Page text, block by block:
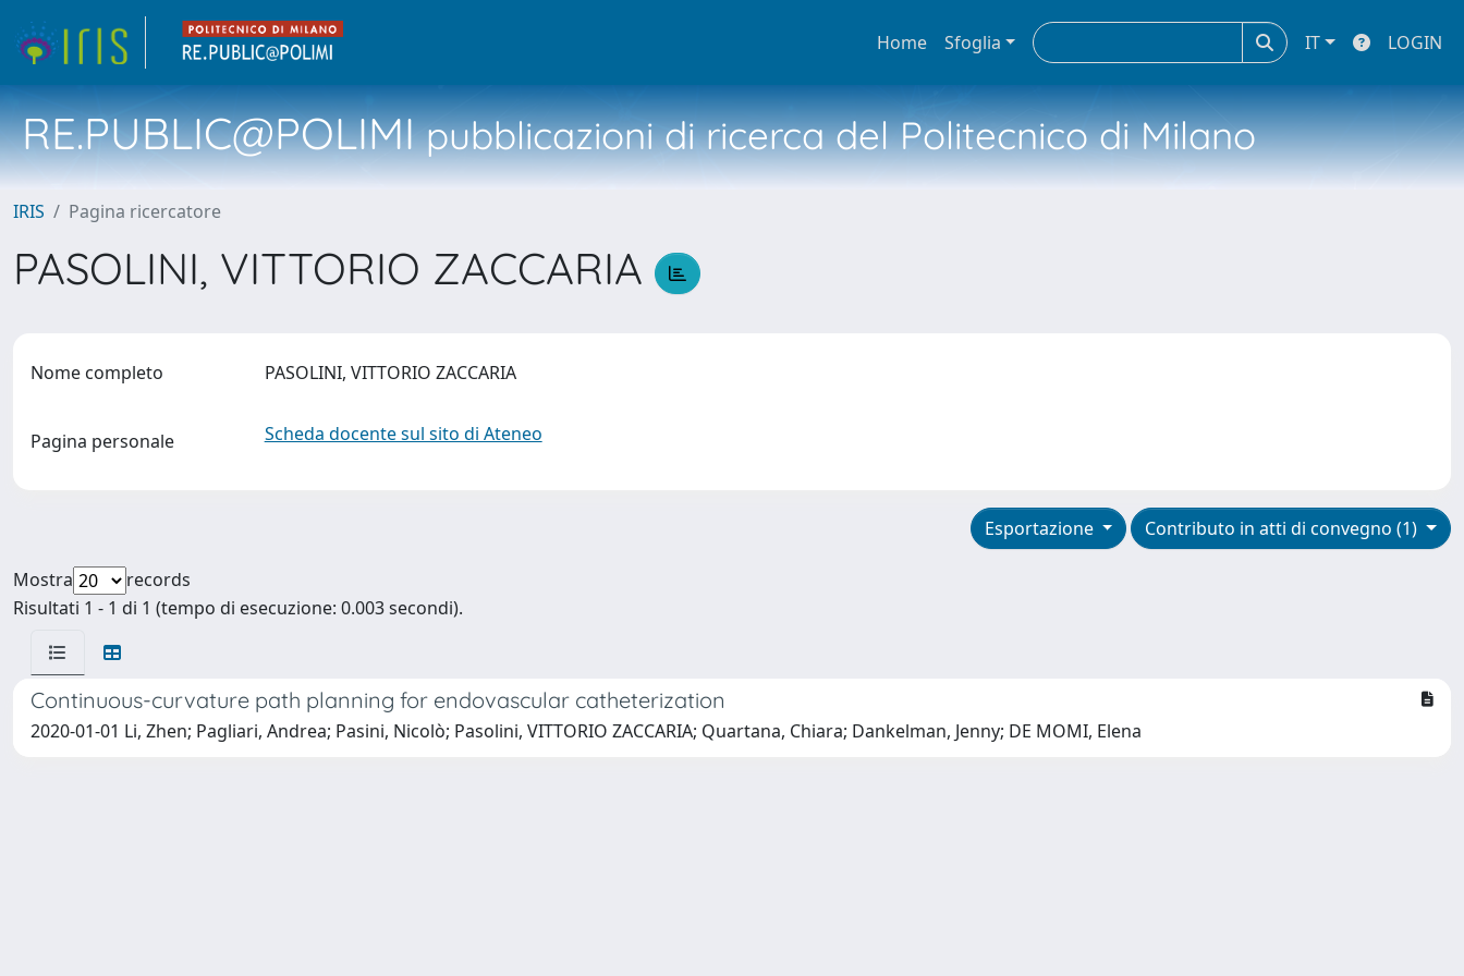
Home Sfoglia IT LOGIN
RE.PUBLIC@POLIMIpubblicazioni di ricerca del Politecnico di Milano
IRIS Pagina ricercatore
PASOLINI, VITTORIO ZACCARIA
Nome completo PASOLINI, VITTORIO ZACCARIA
Pagina personale Scheda docente sul sito di Ateneo
Contributo in atti di convegno (1)
Esportazione
Mostra
records
Risultati 1 - 1 di 1 (tempo di esecuzione: 0.003 secondi).
Continuous-curvature path planning for endovascular catheterization
2020-01-01 Li, Zhen; Pagliari, Andrea; Pasini, Nicolò; Pasolini, VITTORIO ZACCARIA; Quartana, Chiara; Dankelman, Jenny; DE MOMI, Elena